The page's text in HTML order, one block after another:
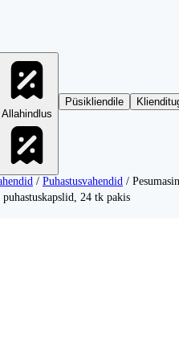
Allahindlus
Püsikliendile
/ Puhastusvahendid /
puhastuskapslid, 24 tk pakis